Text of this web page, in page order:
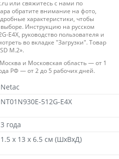
или свяжитесь с нами по
обратите внимание на фото,
характеристики, чтобы
Инструкцию на русском
E4X, руководство пользователя и
во вкладке "Загрузки". Товар
M.2».
и Московская область — от 1
РФ — от 2 до 5 рабочих дней.
Netac
NT01N930E-512G-E4X
3 года
1.5 x 13 x 6.5 см (ШхВхД)